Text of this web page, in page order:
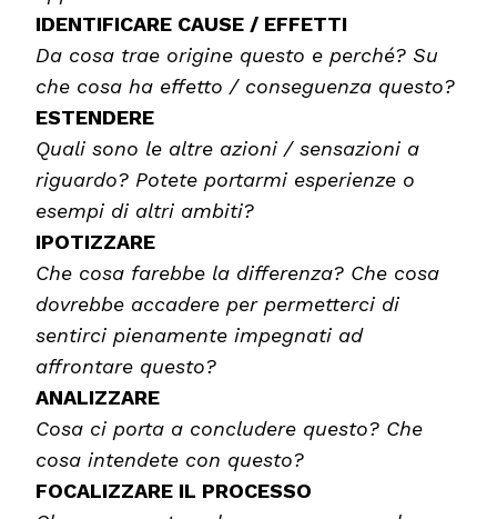
IDENTIFICARE CAUSE / EFFETTI
Da cosa trae origine questo e perché? Su
che cosa ha effetto / conseguenza questo?
ESTENDERE
Quali sono le altre azioni / sensazioni a
riguardo? Potete portarmi esperienze o
esempi di altri ambiti?
IPOTIZZARE
Che cosa farebbe la differenza? Che cosa
dovrebbe accadere per permetterci di
sentirci pienamente impegnati ad
affrontare questo?
ANALIZZARE
Cosa ci porta a concludere questo? Che
cosa intendete con questo?
FOCALIZZARE IL PROCESSO